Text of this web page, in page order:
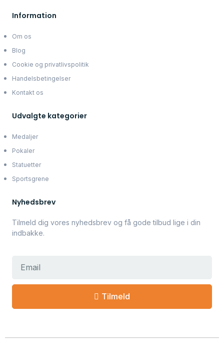
Information
Om os
Blog
Cookie og privatlivspolitik
Handelsbetingelser
Kontakt os
Udvalgte kategorier
Medaljer
Pokaler
Statuetter
Sportsgrene
Nyhedsbrev
Tilmeld dig vores nyhedsbrev og få gode tilbud lige i din
indbakke.
Tilmeld